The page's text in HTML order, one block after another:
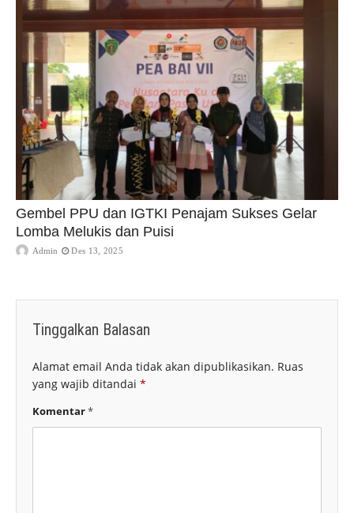
Gembel PPU dan IGTKI Penajam Sukses Gelar
Lomba Melukis dan Puisi
Admin Des 13, 2025
Tinggalkan Balasan
Alamat email Anda tidak akan dipublikasikan. Ruas
yang wajib ditandai *
Komentar*